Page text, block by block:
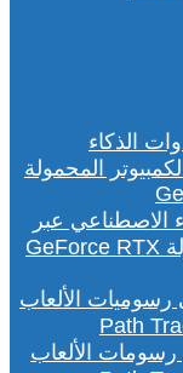
الاصطناعي عبر
أجهزة الكمبيوتر المحمولة GeForce RTX
رسومات الألعاب